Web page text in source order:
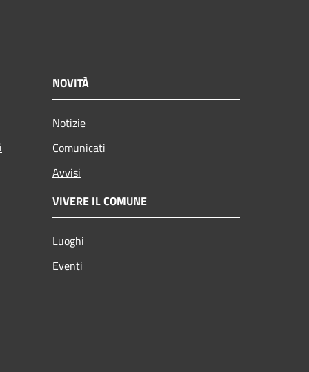
NOVITÀ
Notizie
Comunicati
Avvisi
VIVERE IL COMUNE
Luoghi
Eventi